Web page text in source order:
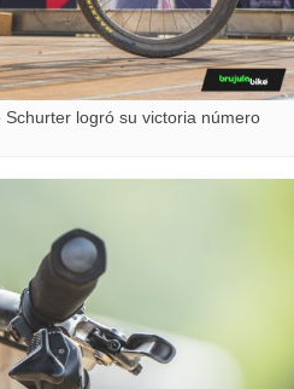
logró su victoria número